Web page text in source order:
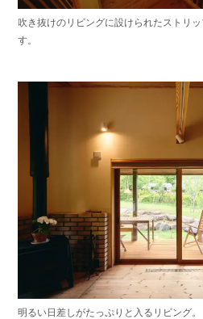
吹き抜けのリビングに設けられたストリ
す。
明るい日差しがたっぷりと入るリビング。